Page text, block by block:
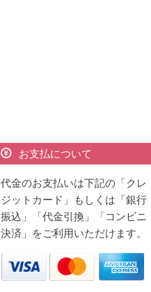
お支払について
代金のお支払いは下記の「クレ
ジットカード」もしくは「銀行
振込」「代金引換」「コンビニ
決済」をご利用いただけます。